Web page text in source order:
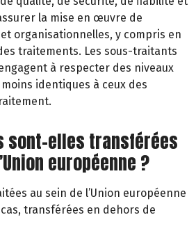
la mise en œuvre de
organisationnelles, y compris en
traitements. Les sous-traitants
à respecter des niveaux
identiques à ceux des
sont-elles transférées
européenne ?
au sein de l’Union européenne
transférées en dehors de